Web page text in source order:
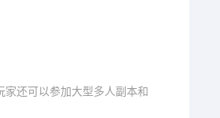
家还可以参加大型多人副本和